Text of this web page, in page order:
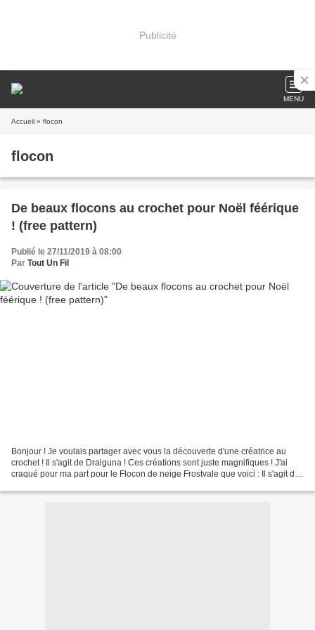
Publicité
MENU
Accueil » flocon
flocon
De beaux flocons au crochet pour Noël féérique
! (free pattern)
Publié le 27/11/2019 à 08:00
Par Tout Un Fil
Bonjour ! Je voulais partager avec vous la découverte d'une créatrice au
crochet ! Il s'agit de Draiguna ! Ces créations sont juste magnifiques ! J'ai
craqué pour ma part pour le Flocon de neige Frostvale que voici : Il s'agit du